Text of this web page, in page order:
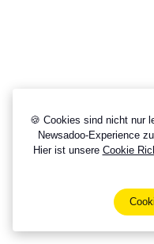
🍪 Cookies sind nicht nur
Newsadoo-Experience
Hier ist unsere Cookie